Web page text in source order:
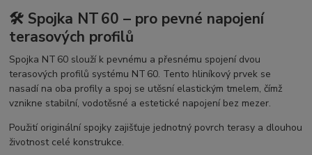
🛠️ Spojka NT 60 – pro pevné napojení
terasových profilů
Spojka NT 60 slouží k pevnému a přesnému spojení dvou
terasových profilů systému NT 60. Tento hliníkový prvek se
nasadí na oba profily a spoj se utěsní elastickým tmelem, čímž
vznikne stabilní, vodotěsné a estetické napojení bez mezer.
Použití originální spojky zajišťuje jednotný povrch terasy a dlouhou
životnost celé konstrukce.